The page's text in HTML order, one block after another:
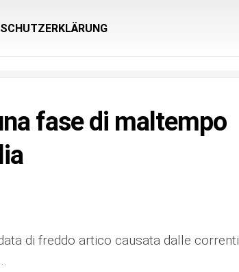
fase di maltempo
di freddo artico causata dalle correnti